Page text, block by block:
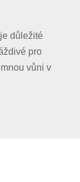
důležité
pro
vůni v